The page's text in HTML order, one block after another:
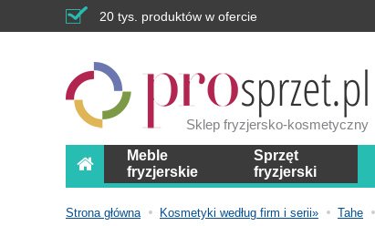
20 tys. produktów w ofercie
Sklep fryzjersko-kosmetyczny
Meble
fryzjerskie
Sprzęt
fryzjerski
Strona główna Kosmetyki według firm i serii» Tahe